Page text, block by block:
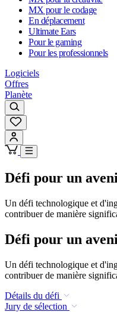
MX pour le codage
En déplacement
Ultimate Ears
Pour le gaming
Pour les professionnels
Logiciels
Offres
Planète
Défi pour un
Un défi technologique et
contribuer de manière
Défi pour un
Un défi technologique et
contribuer de manière
Détails du défi
Jury de sélection